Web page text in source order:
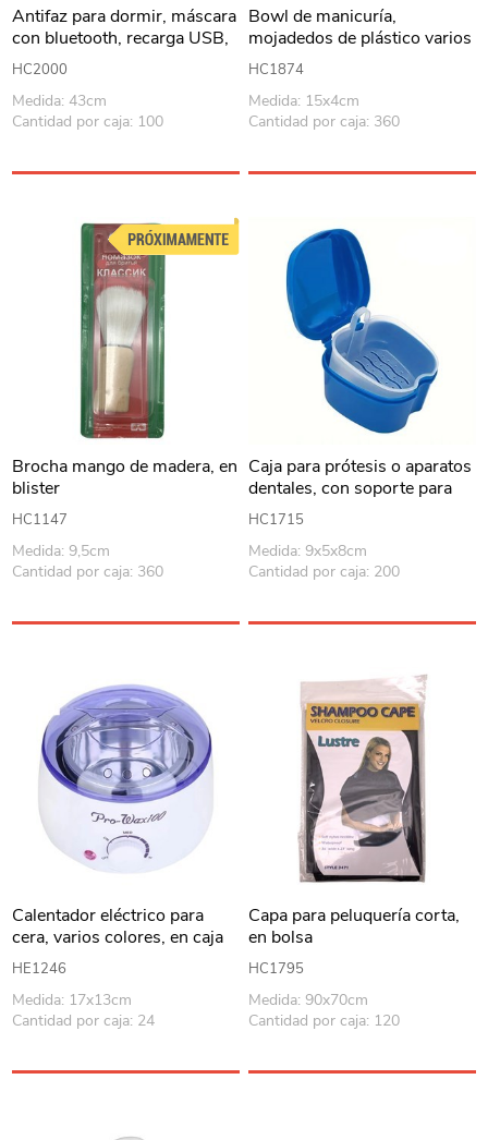
Antifaz para dormir, máscara
con bluetooth, recarga USB,
en caja, varios colores
HC2000
Medida: 43cm
Cantidad por caja: 100
Bowl de manicuría,
mojadedos de plástico varios
colores
HC1874
Medida: 15x4cm
Cantidad por caja: 360
Brocha mango de madera, en
blister
HC1147
Medida: 9,5cm
Cantidad por caja: 360
Caja para prótesis o aparatos
dentales, con soporte para
escurrir, en bolsa varios
colores
HC1715
Medida: 9x5x8cm
Cantidad por caja: 200
Calentador eléctrico para
cera, varios colores, en caja
HE1246
Medida: 17x13cm
Cantidad por caja: 24
Capa para peluquería corta,
en bolsa
HC1795
Medida: 90x70cm
Cantidad por caja: 120